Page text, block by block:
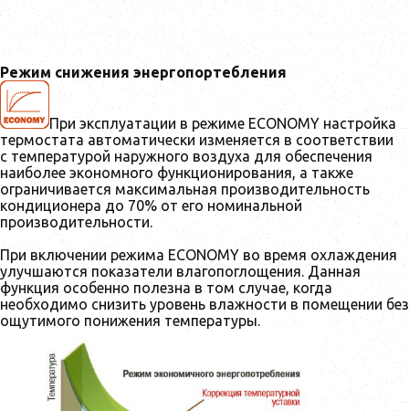
Режим снижения энергопортебления
При эксплуатации в режиме ECONOMY настройка
термостата автоматически изменяется в соответствии
с температурой наружного воздуха для обеспечения
наиболее экономного функционирования, а также
ограничивается максимальная производительность
кондиционера до 70% от его номинальной
производительности.
При включении режима ECONOMY во время охлаждения
улучшаются показатели влагопоглощения. Данная
функция особенно полезна в том случае, когда
необходимо снизить уровень влажности в помещении без
ощутимого понижения температуры.